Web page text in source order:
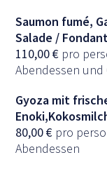
Saumon fumé,
Salade /
110,00€ pro
Abendessen
Gyoza mit
80,00€ pro
Abendessen